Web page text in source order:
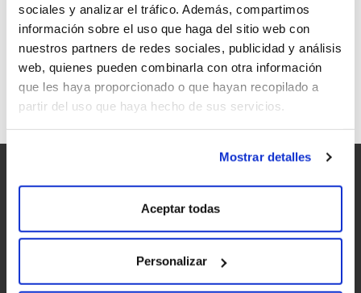
sociales y analizar el tráfico. Además, compartimos
información sobre el uso que haga del sitio web con
nuestros partners de redes sociales, publicidad y análisis
web, quienes pueden combinarla con otra información
que les haya proporcionado o que hayan recopilado a
partir del uso que haya hecho de sus servicios.
Mostrar detalles
Aceptar todas
Personalizar
EL LICOR CAFÉ QUENZA, DISTINGUIDO
GALLAECIA 2012 EN SU CATEGORÍA
Accesibilidad